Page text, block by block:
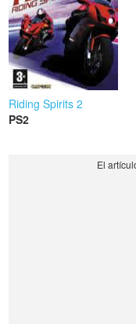
Riding Spirits 2
PS2